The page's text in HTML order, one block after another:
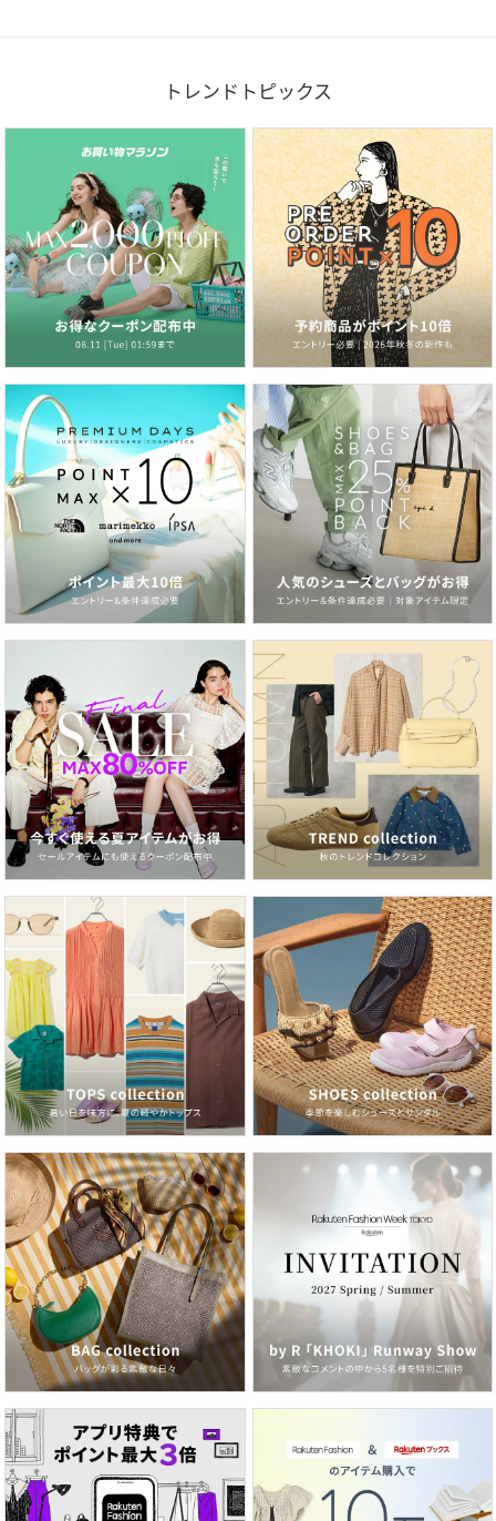
トレンドトピックス